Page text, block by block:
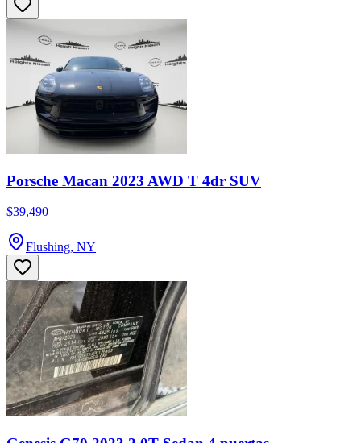
Porsche Macan 2023 AWD T 4dr SUV
$39,490
Flushing, NY